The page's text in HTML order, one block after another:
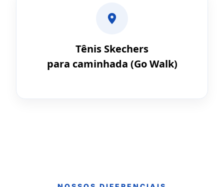
Tênis Skechers
para caminhada (Go Walk)